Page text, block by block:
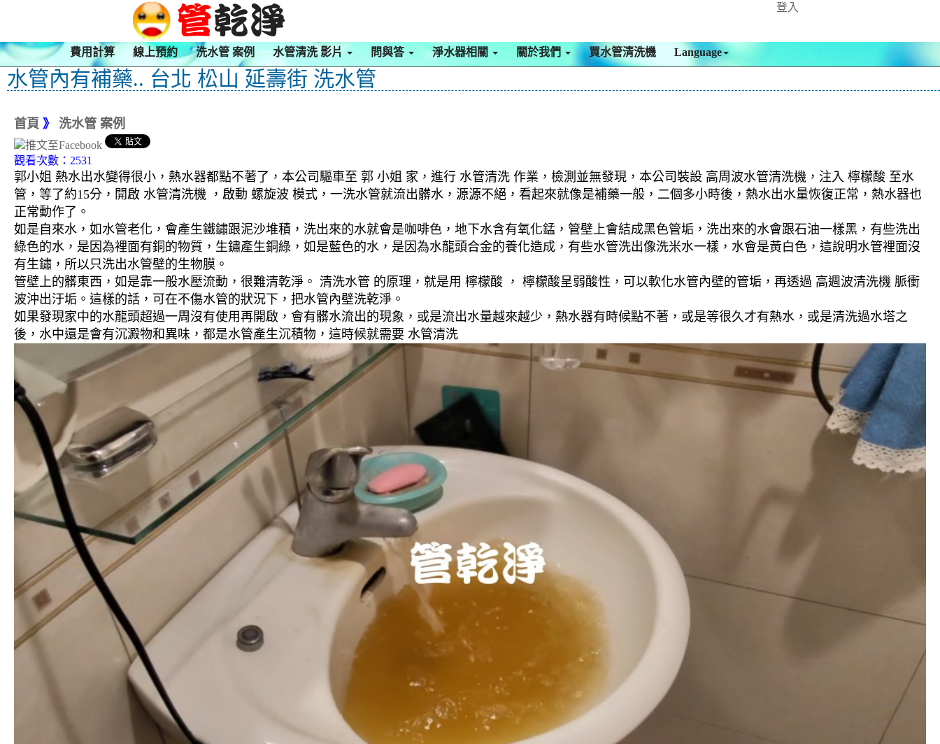
登入
費用計算 線上預約 洗水管 案例 水管清洗 影片 問與答 淨水器相關 關於我們 買水管清洗機 Language
水管內有補藥.. 台北 松山 延壽街 洗水管
首頁 》 洗水管 案例
觀看次數：2531
郭小姐 熱水出水變得很小，熱水器都點不著了，本公司驅車至 郭 小姐 家，進行 水管清洗 作業，檢測並無發現，本公司裝設 高周波水管清洗機，注入 檸檬酸 至水
管，等了約15分，開啟 水管清洗機 ，啟動 螺旋波 模式，一洗水管就流出髒水，源源不絕，看起來就像是補藥一般，二個多小時後，熱水出水量恢復正常，熱水器也
正常動作了。
如是自來水，如水管老化，會產生鐵鏽跟泥沙堆積，洗出來的水就會是咖啡色，地下水含有氧化錳，管壁上會結成黑色管垢，洗出來的水會跟石油一樣黑，有些洗出
綠色的水，是因為裡面有銅的物質，生鏽產生銅綠，如是藍色的水，是因為水龍頭合金的養化造成，有些水管洗出像洗米水一樣，水會是黃白色，這說明水管裡面沒
有生鏽，所以只洗出水管壁的生物膜。
管壁上的髒東西，如是靠一般水壓流動，很難清乾淨。 清洗水管 的原理，就是用 檸檬酸 ， 檸檬酸呈弱酸性，可以軟化水管內壁的管垢，再透過 高週波清洗機 脈衝
波沖出汙垢。這樣的話，可在不傷水管的狀況下，把水管內壁洗乾淨。
如果發現家中的水龍頭超過一周沒有使用再開啟，會有髒水流出的現象，或是流出水量越來越少，熱水器有時候點不著，或是等很久才有熱水，或是清洗過水塔之
後，水中還是會有沉澱物和異味，都是水管產生沉積物，這時候就需要 水管清洗